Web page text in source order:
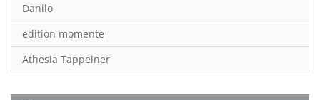
Danilo
edition momente
Athesia Tappeiner